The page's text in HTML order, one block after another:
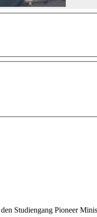
Studiengang Pioneer